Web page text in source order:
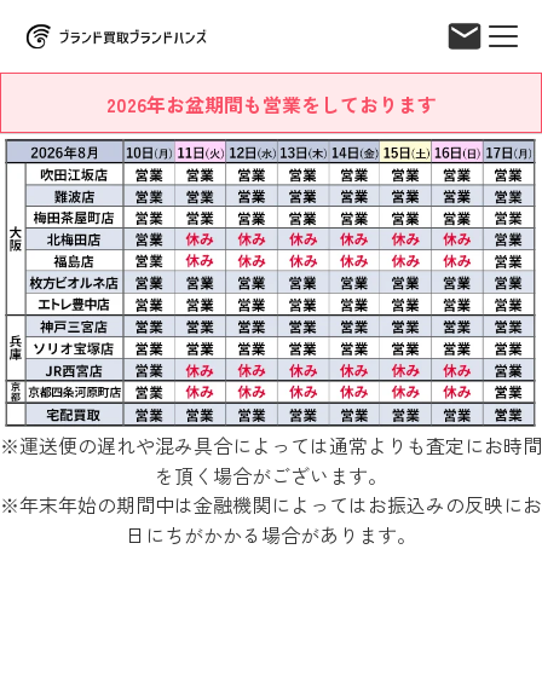
2026年お盆期間も営業をしております
※運送便の遅れや混み具合によっては通常よりも査定にお時間
を頂く場合がございます。
※年末年始の期間中は金融機関によってはお振込みの反映にお
日にちがかかる場合があります。